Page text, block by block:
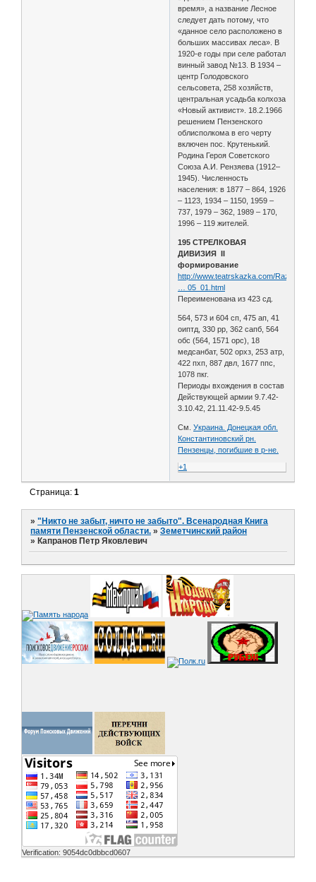
время», а название Лесное
следует дать потому, что
«данное село расположено в
больших массивах леса». В
1920-е годы при селе работал
винный завод №13. В 1934 –
центр Голодовского
сельсовета, 258 хозяйств,
центральная усадьба колхоза
«Новый активист». 18.2.1966
решением Пензенского
облисполкома в его черту
включен пос. Крутенький.
Родина Героя Советского
Союза А.И. Рензяева (1912–
1945). Численность
населения: в 1877 – 864, 1926
– 1123, 1934 – 1150, 1959 –
737, 1979 – 362, 1989 – 170,
1996 – 119 жителей.
195 СТРЕЛКОВАЯ
ДИВИЗИЯ II
формирование
http://www.teatrskazka.com/Raznoe/
… 05_01.html
Переименована из 423 сд.
564, 573 и 604 сп, 475 ап, 41
оиптд, 330 рр, 362 сапб, 564
обс (564, 1571 орс), 18
медсанбат, 502 орхз, 253 атр,
422 пхп, 887 двл, 1677 ппс,
1078 пкг.
Периоды вхождения в состав
Действующей армии 9.7.42-
3.10.42, 21.11.42-9.5.45
См.Украина. Донецкая обл.
Константиновский рн.
Пензенцы, погибшие в р-не.
+1
Страница:1
»"Никто не забыт, ничто не забыто". Всенародная Книга
памяти Пензенской области. »Земетчинский район
» Капранов Петр Яковлевич
Verification: 9054dc0dbbcd0607